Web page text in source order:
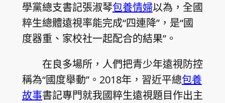
學黨總支書記張淑琴包養情婦以為，全國
粹生總體遠視率能完成“四連降”，是“國
度器重、家校社一起配合的結果”。
在良多場所，人們把青少年遠視防控
稱為“國度舉動”。2018年，習近平總包養
故事書記專門就我國粹生遠視題目作出主